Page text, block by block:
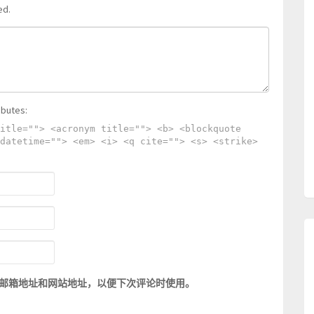
<acronym title=""> <b> <blockquote
<em> <i> <q cite=""> <s> <strike>
地址和网站地址，以便下次评论时使用。